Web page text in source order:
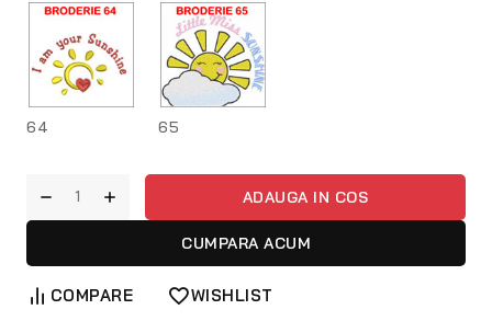
64 65
ADAUGA IN COS
CUMPARA ACUM
COMPARE
WISHLIST